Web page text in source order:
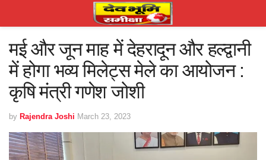
मई और जून माह में देहरादून और हल्द्वानी
में होगा भव्य मिलेट्स मेले का आयोजन :
कृषि मंत्री गणेश जोशी
by Rajendra Joshi March 23, 2023